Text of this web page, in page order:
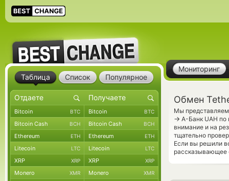
Мониторинг
Обмен
Мы представляем
→ А-Банк UAH по
внимание и на
тщательно
Если вы решили
рассказывающее
Таблица Список Популярное
Bitcoin BTC Bitcoin BTC
Bitcoin Cash BCH Bitcoin Cash BCH
Ethereum ETH Ethereum ETH
Litecoin LTC Litecoin LTC
XRP XRP XRP XRP
Monero XMR Monero XMR